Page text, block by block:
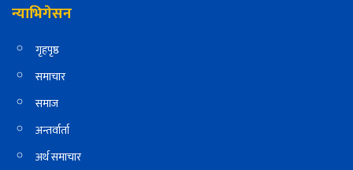
न्याभिगेसन
गृहपृष्ठ
समाचार
समाज
अन्तर्वार्ता
अर्थ समाचार